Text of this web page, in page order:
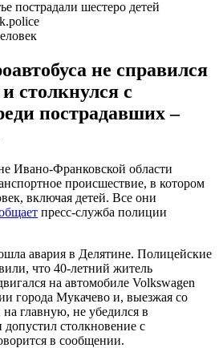
не справился
столкнулся с
пострадавших –
Ивано-Франковской области
происшествие, в котором
включая детей. Все они
пресс-служба полиции
авария в Делятине. Полицейские
что 40-летний житель
на автомобиле Volkswagen
города Мукачево и, выезжая со
главную, не убедился в
допустил столкновение с
в сообщении.